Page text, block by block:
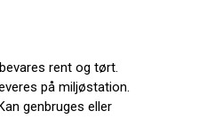
rent og tørt.
på miljøstation.
genbruges eller